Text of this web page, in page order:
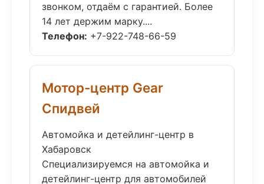
звонком, отдаём с гарантией. Более
14 лет держим марку....
Телефон: +7-922-748-66-59
Мотор-центр Gear
Спидвей
Автомойка и детейлинг-центр в
Хабаровск
Специализируемся на автомойка и
детейлинг-центр для автомобилей